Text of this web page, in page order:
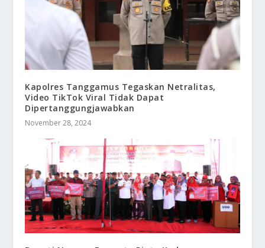
Kapolres Tanggamus Tegaskan Netralitas,
Video TikTok Viral Tidak Dapat
Dipertanggungjawabkan
November 28, 2024